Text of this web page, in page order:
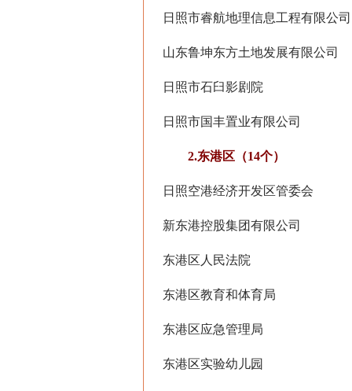
日照市睿航地理信息工程有限公司
山东鲁坤东方土地发展有限公司
日照市石臼影剧院
日照市国丰置业有限公司
2.东港区（14个）
日照空港经济开发区管委会
新东港控股集团有限公司
东港区人民法院
东港区教育和体育局
东港区应急管理局
东港区实验幼儿园